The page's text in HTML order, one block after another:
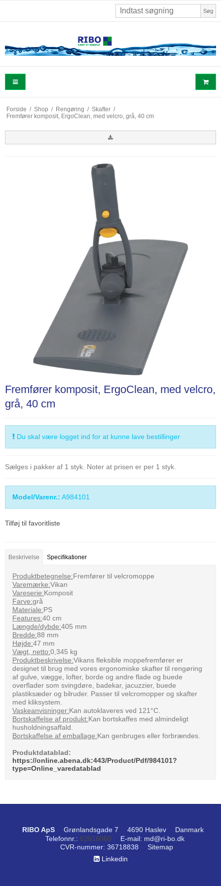
Søg
Forside / Shop / Rengøring / Skafter /
Fremfører komposit, ErgoClean, med velcro, grå, 40 cm
Fremfører komposit, ErgoClean, med velcro,
grå, 40 cm
Du skal være logget ind for at kunne lave bestillinger
Sælges i pakker af 1 styk. Noter at prisen er per 1 styk.
Model/Varenr.: A984101
Tilføj til favoritliste
Beskrivelse Specifikationer
Produktbetegnelse:Fremfører til velcromoppe
Varemærke:Vikan
Vareserie:Komposit
Farve:grå
Materiale:PS
Features:40 cm
Længde/dybde:405 mm
Bredde:88 mm
Højde:47 mm
Vægt, netto:0,345 kg
Produktbeskrivelse:Vikans fleksible moppefremfører er
designet til brug med vores ergonomiske skafter til rengøring
af gulve, vægge, lofter, borde og andre flade og buede
overflader som svingdøre, badekar, jacuzzier, buede
plastiksæder og bilruder. Passer til velcromopper og skafter
med kliksystem.
Vaskeanvisninger:Kan autoklaveres ved 121°C.
Bortskaffelse af produkt:Kan bortskaffes med almindeligt
husholdningsaffald.
Bortskaffelse af emballage:Kan genbruges eller forbrændes.
Produktdatablad:
https://online.abena.dk:443/Product/Pdf/984101?
type=Online_varedatablad
RIBO ApS Grønlandsgade 7 4690 Haslev
Danmark
Telefonnr. : 62616060 E-mail: md@ri-bo.dk
CVR-nummer: 36718838
Sitemap
Linkedin